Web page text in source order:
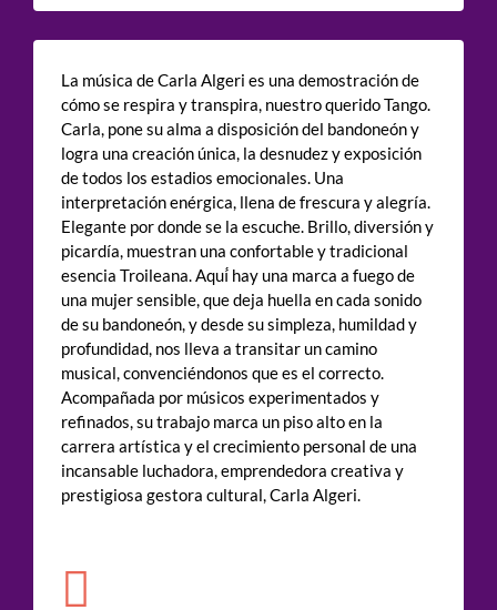
La música de Carla Algeri es una demostración de
cómo se respira y transpira, nuestro querido Tango.
Carla, pone su alma a disposición del bandoneón y
logra una creación única, la desnudez y exposición
de todos los estadios emocionales. Una
interpretación enérgica, llena de frescura y alegría.
Elegante por donde se la escuche. Brillo, diversión y
picardía, muestran una confortable y tradicional
esencia Troileana. Aquí́ hay una marca a fuego de
una mujer sensible, que deja huella en cada sonido
de su bandoneón, y desde su simpleza, humildad y
profundidad, nos lleva a transitar un camino
musical, convenciéndonos que es el correcto.
Acompañada por músicos experimentados y
refinados, su trabajo marca un piso alto en la
carrera artística y el crecimiento personal de una
incansable luchadora, emprendedora creativa y
prestigiosa gestora cultural, Carla Algeri.